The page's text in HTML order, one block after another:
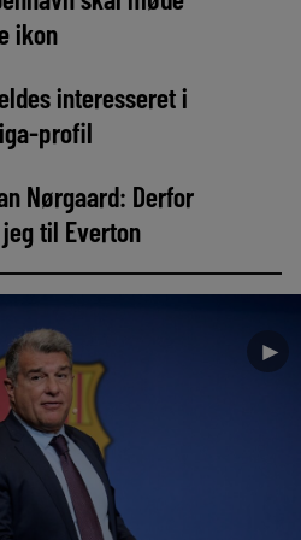
ikon
interesseret i
profil
Nørgaard: Derfor
til Everton
►